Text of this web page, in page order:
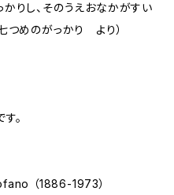
かりし、そのうえおなかがすい
つめのがっかり より）
。
（1886-1973）